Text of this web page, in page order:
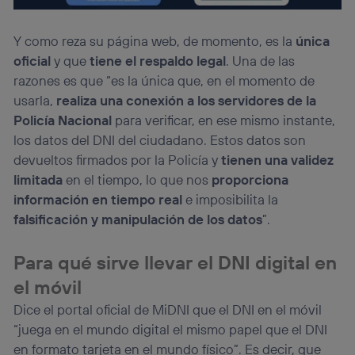
Y como reza su página web, de momento, es la única
oficialy quetiene el respaldo legal. Una de las
razones es que “es la única que, en el momento de
usarla, realiza una conexión a los servidores de la
Policía Nacional para verificar, en ese mismo instante,
los datos del DNI del ciudadano. Estos datos son
devueltos firmados por la Policía ytienen una validez
limitadaen el tiempo, lo que nos proporciona
información en tiempo reale imposibilita la
falsificación y manipulación de los datos”.
Para qué sirve llevar el DNI digital en
el móvil
Dice el portal oficial de MiDNI que el DNI en el móvil
“juega en el mundo digital el mismo papel que el DNI
en formato tarjeta en el mundo físico”. Es decir, que